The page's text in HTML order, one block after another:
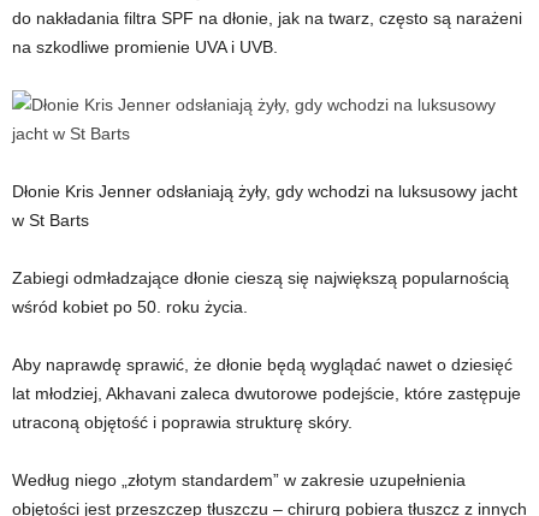
do nakładania filtra SPF na dłonie, jak na twarz, często są narażeni
na szkodliwe promienie UVA i UVB.
Dłonie Kris Jenner odsłaniają żyły, gdy wchodzi na luksusowy jacht
w St Barts
Zabiegi odmładzające dłonie cieszą się największą popularnością
wśród kobiet po 50. roku życia.
Aby naprawdę sprawić, że dłonie będą wyglądać nawet o dziesięć
lat młodziej, Akhavani zaleca dwutorowe podejście, które zastępuje
utraconą objętość i poprawia strukturę skóry.
Według niego „złotym standardem” w zakresie uzupełnienia
objętości jest przeszczep tłuszczu – chirurg pobiera tłuszcz z innych